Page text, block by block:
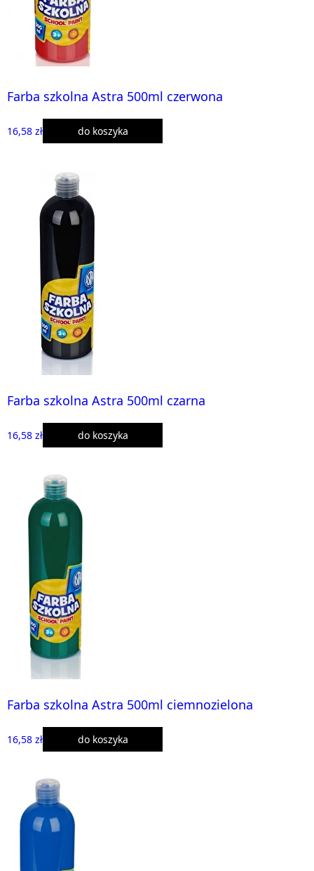
Farba szkolna Astra 500ml czerwona
16,58 zł do koszyka
Farba szkolna Astra 500ml czarna
16,58 zł do koszyka
Farba szkolna Astra 500ml ciemnozielona
16,58 zł do koszyka